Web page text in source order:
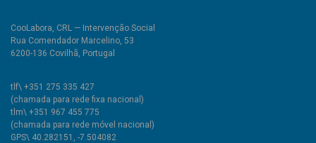
CooLabora, CRL — Intervenção Social
Rua Comendador Marcelino, 53
6200-136 Covilhã, Portugal
tlf\ +351 275 335 427
(chamada para rede fixa nacional)
tlm\ +351 967 455 775
(chamada para rede móvel nacional)
GPS\ 40.282151, -7.504082